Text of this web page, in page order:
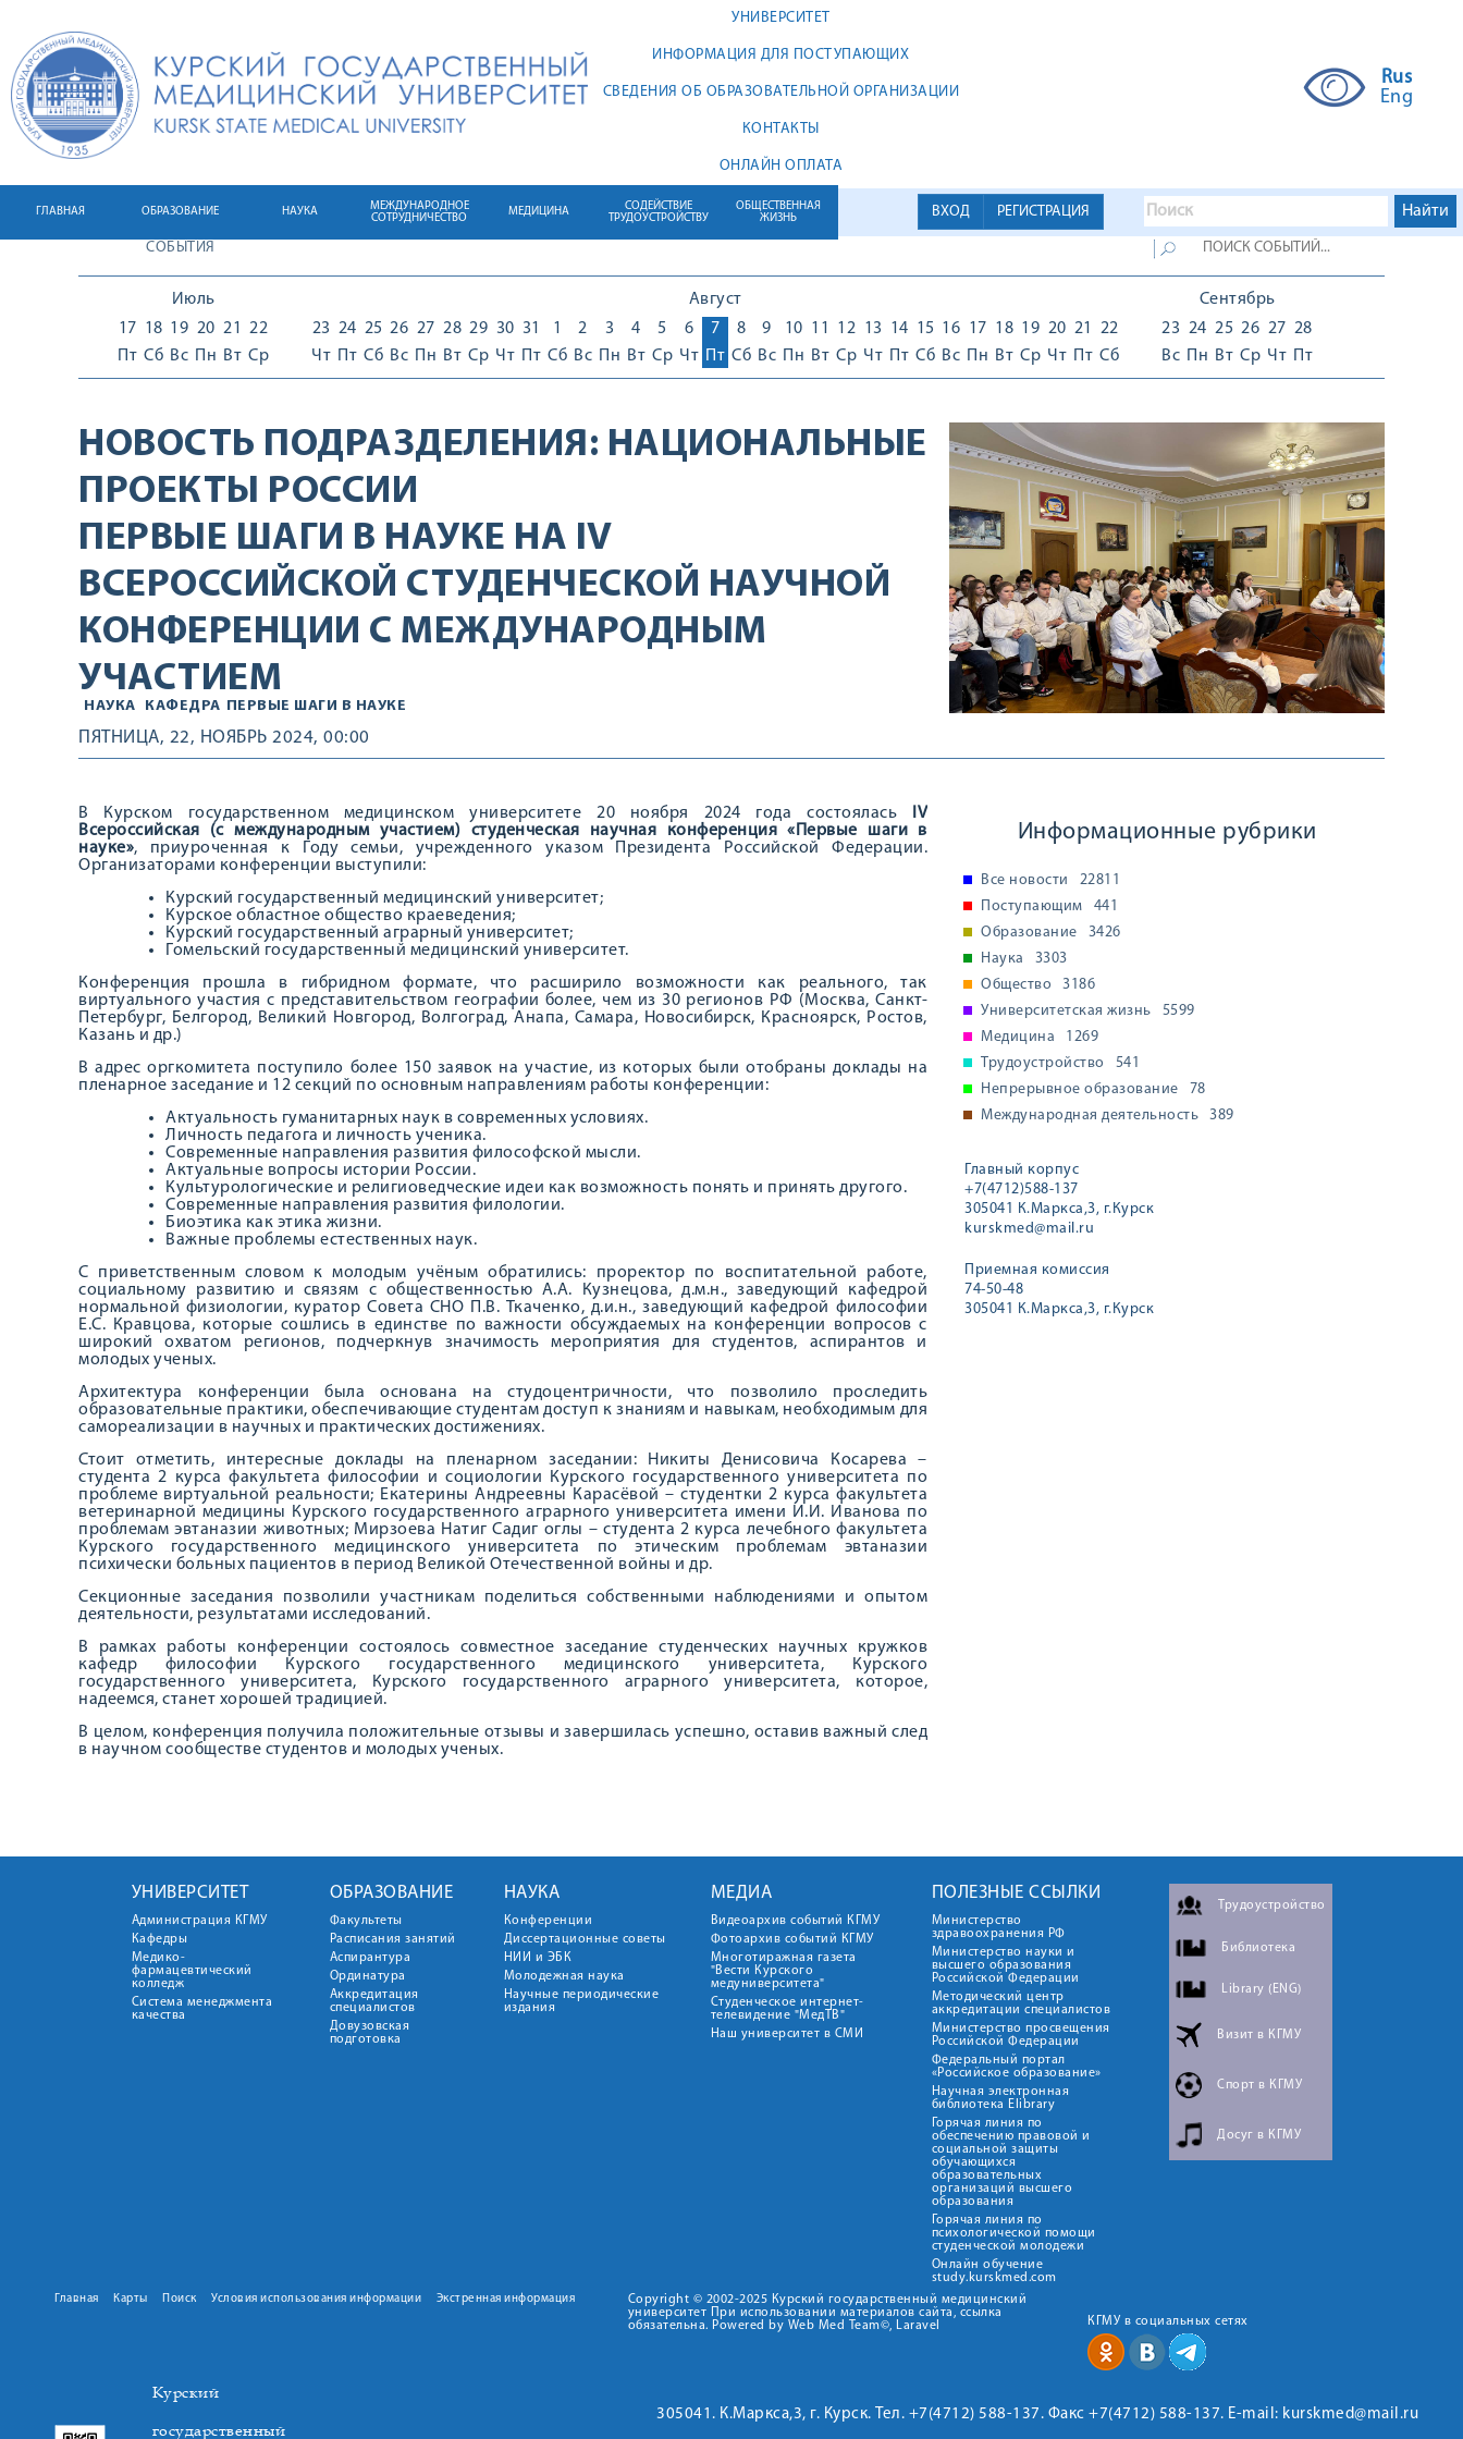
УНИВЕРСИТЕТ
ИНФОРМАЦИЯ ДЛЯ ПОСТУПАЮЩИХ
СВЕДЕНИЯ ОБ ОБРАЗОВАТЕЛЬНОЙ ОРГАНИЗАЦИИ
КОНТАКТЫ
ОНЛАЙН ОПЛАТА
Rus
Eng
ВХОД РЕГИСТРАЦИЯ
ГЛАВНАЯ ОБРАЗОВАНИЕ НАУКА
МЕЖДУНАРОДНОЕ
СОТРУДНИЧЕСТВО
МЕДИЦИНА
СОДЕЙСТВИЕ
ТРУДОУСТРОЙСТВУ
ОБЩЕСТВЕННАЯ
ЖИЗНЬ
СОБЫТИЯ
Июль
17
Пт
18
Сб
19
Вс
20
Пн
21
Вт
22
Ср
Август
23
Чт
24
Пт
25
Сб
26
Вс
27
Пн
28
Вт
29
Ср
30
Чт
31
Пт
1
Сб
2
Вс
3
Пн
4
Вт
5
Ср
6
Чт
7
Пт
8
Сб
9
Вс
10
Пн
11
Вт
12
Ср
13
Чт
14
Пт
15
Сб
16
Вс
17
Пн
18
Вт
19
Ср
20
Чт
21
Пт
22
Сб
Сентябрь
23
Вс
24
Пн
25
Вт
26
Ср
27
Чт
28
Пт
НОВОСТЬ ПОДРАЗДЕЛЕНИЯ: НАЦИОНАЛЬНЫЕ
ПРОЕКТЫ РОССИИ
ПЕРВЫЕ ШАГИ В НАУКЕ НА IV
ВСЕРОССИЙСКОЙ СТУДЕНЧЕСКОЙ НАУЧНОЙ
КОНФЕРЕНЦИИ С МЕЖДУНАРОДНЫМ
УЧАСТИЕМ
НАУКА КАФЕДРА ПЕРВЫЕ ШАГИ В НАУКЕ
ПЯТНИЦА, 22, НОЯБРЬ 2024, 00:00
В Курском государственном медицинском университете 20 ноября 2024 года состоялась
IV
Всероссийская (с международным участием) студенческая научная конференция «Первые шаги в
науке», приуроченная к Году семьи, учрежденного указом Президента Российской Федерации.
Организаторами конференции выступили:
Курский государственный медицинский университет;
Курское областное общество краеведения;
Курский государственный аграрный университет;
Гомельский государственный медицинский университет.
Конференция прошла в гибридном формате, что расширило возможности как реального, так
виртуального участия с представительством географии более, чем из 30 регионов РФ (Москва, Санкт-
Петербург, Белгород, Великий Новгород, Волгоград, Анапа, Самара, Новосибирск, Красноярск, Ростов,
Казань и др.)
В адрес оргкомитета поступило более 150 заявок на участие, из которых были отобраны доклады на
пленарное заседание и 12 секций по основным направлениям работы конференции:
Актуальность гуманитарных наук в современных условиях.
Личность педагога и личность ученика.
Современные направления развития философской мысли.
Актуальные вопросы истории России.
Культурологические и религиоведческие идеи как возможность понять и принять другого.
Современные направления развития филологии.
Биоэтика как этика жизни.
Важные проблемы естественных наук.
С приветственным словом к молодым учёным обратились: проректор по воспитательной работе,
социальному развитию и связям с общественностью А.А. Кузнецова, д.м.н., заведующий кафедрой
нормальной физиологии, куратор Совета СНО П.В. Ткаченко, д.и.н., заведующий кафедрой философии
Е.С. Кравцова, которые сошлись в единстве по важности обсуждаемых на конференции вопросов с
широкий охватом регионов, подчеркнув значимость мероприятия для студентов, аспирантов и
молодых ученых.
Архитектура конференции была основана на студоцентричности, что позволило проследить
образовательные практики, обеспечивающие студентам доступ к знаниям и навыкам, необходимым для
самореализации в научных и практических достижениях.
Стоит отметить, интересные доклады на пленарном заседании: Никиты Денисовича Косарева –
студента 2 курса факультета философии и социологии Курского государственного университета по
проблеме виртуальной реальности; Екатерины Андреевны Карасёвой – студентки 2 курса факультета
ветеринарной медицины Курского государственного аграрного университета имени И.И. Иванова по
проблемам эвтаназии животных; Мирзоева Натиг Садиг оглы – студента 2 курса лечебного факультета
Курского государственного медицинского университета по этическим проблемам эвтаназии
психически больных пациентов в период Великой Отечественной войны и др.
Секционные заседания позволили участникам поделиться собственными наблюдениями и опытом
деятельности, результатами исследований.
В рамках работы конференции состоялось совместное заседание студенческих научных кружков
кафедр философии Курского государственного медицинского университета, Курского
государственного университета, Курского государственного аграрного университета, которое,
надеемся, станет хорошей традицией.
В целом, конференция получила положительные отзывы и завершилась успешно, оставив важный след
в научном сообществе студентов и молодых ученых.
Информационные рубрики
Все новости
22811
Поступающим
441
Образование
3426
Наука
3303
Общество
3186
Университетская жизнь
5599
Медицина
1269
Трудоустройство
541
Непрерывное образование
78
Международная деятельность
389
Главный корпус
+7(4712)588-137
305041 К.Маркса,3, г.Курск
kurskmed@mail.ru
Приемная комиссия
74-50-48
305041 К.Маркса,3, г.Курск
УНИВЕРСИТЕТ
Администрация КГМУ
Кафедры
Медико-
фармацевтический
колледж
Система менеджмента
качества
ОБРАЗОВАНИЕ
Факультеты
Расписания занятий
Аспирантура
Ординатура
Аккредитация
специалистов
Довузовская
подготовка
НАУКА
Конференции
Диссертационные советы
НИИ и ЭБК
Молодежная наука
Научные периодические
издания
МЕДИА
Видеоархив событий КГМУ
Фотоархив событий КГМУ
Многотиражная газета
"Вести Курского
медуниверситета"
Студенческое интернет-
телевидение "МедТВ"
Наш университет в СМИ
ПОЛЕЗНЫЕ ССЫЛКИ
Министерство
здравоохранения РФ
Министерство науки и
высшего образования
Российской Федерации
Методический центр
аккредитации специалистов
Министерство просвещения
Российской Федерации
Федеральный портал
«Российское образование»
Научная электронная
библиотека Elibrary
Горячая линия по
обеспечению правовой и
социальной защиты
обучающихся
образовательных
организаций высшего
образования
Горячая линия по
психологической помощи
студенческой молодежи
Онлайн обучение
study.kurskmed.com
Трудоустройство
Библиотека
Library (ENG)
Визит в КГМУ
Спорт в КГМУ
Досуг в КГМУ
Главная Карты Поиск Условия использования информации Экстренная информация
Copyright © 2002-2025 Курский государственный медицинский
университет При использовании материалов сайта, ссылка
обязательна. Powered by Web Med Team©, Laravel
КГМУ в социальных сетях
Курский
государственный
305041. К.Маркса,3, г. Курск. Тел. +7(4712) 588-137. Факс +7(4712) 588-137. E-mail: kurskmed@mail.ru